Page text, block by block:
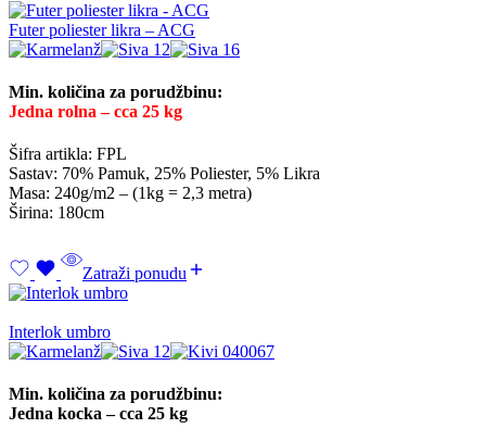
Futer poliester likra – ACG
Min. količina za porudžbinu:
Jedna rolna – cca 25 kg
Šifra artikla: FPL
Sastav: 70% Pamuk, 25% Poliester, 5% Likra
Masa: 240g/m2 – (1kg = 2,3 metra)
Širina: 180cm
Zatraži ponudu
Interlok umbro
Min. količina za porudžbinu:
Jedna kocka – cca 25 kg